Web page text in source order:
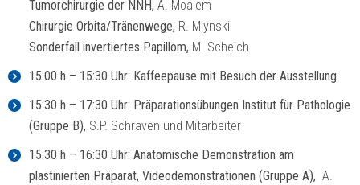
Tumorchirurgie der NNH, A. Moalem
Chirurgie Orbita/Tränenwege, R. Mlynski
Sonderfall invertiertes Papillom, M. Scheich
15:00 h – 15:30 Uhr: Kaffeepause mit Besuch der Ausstellung
15:30 h – 17:30 Uhr: Präparationsübungen Institut für Pathologie
(Gruppe B), S.P. Schraven und Mitarbeiter
15:30 h – 16:30 Uhr: Anatomische Demonstration am
plastinierten Präparat, Videodemonstrationen (Gruppe A), A.